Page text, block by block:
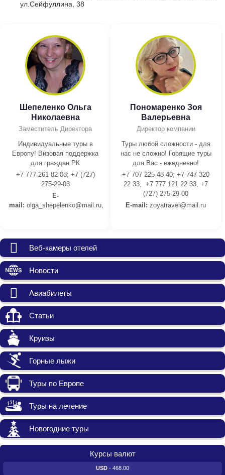
ул.Сейфуллина, 38
Шепеленко Ольга
Николаевна
Заместитель Директора
Индивидуальные туры в
Европу! Визовая поддержка
для граждан РК
+7 777 261 82 08; +7 (727)
275-29-03
E-
mail: olga_shepelenko@mail.ru,
Пономаренко Зоя
Валерьевна
Директор компании
Туры любой сложности - для
нас не сложно! Горящие туры
для Вас - ежедневно!
+7 707 225-48 40; +7 747 320
22 33, +7 777 121 22 33, +7
(727) 275-29-00
E-mail: zoyatravel@mail.ru
Веб-камеры отелей
Новости
Авиабилеты
Статьи
Круизы
Горные лыжи
Туры по Европе
Туры на лечение
Новогодние туры
Курсы валют
USD - 468.00